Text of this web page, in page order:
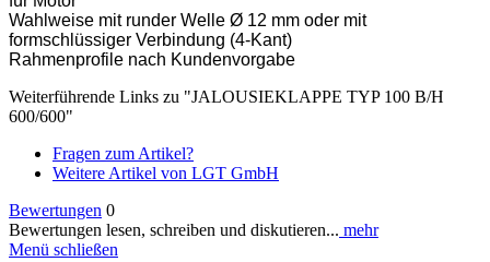
Wahlweise mit runder Welle Ø 12 mm oder mit
formschlüssiger Verbindung (4-Kant)
Rahmenprofile nach Kundenvorgabe
Weiterführende Links zu "JALOUSIEKLAPPE TYP 100 B/H
600/600"
Fragen zum Artikel?
Weitere Artikel von LGT GmbH
Bewertungen 0
Bewertungen lesen, schreiben und diskutieren... mehr
Menü schließen